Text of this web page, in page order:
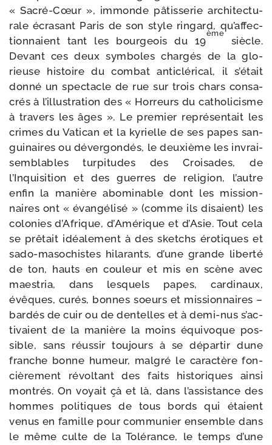
« Sacré-​Cœur », immonde pâtis­se­rie archi­tec­tu­
rale écra­sant Paris de son style rin­gard, qu’af­fec­
tion­naient tant les bour­geois du 19
ème
siècle.
Devant ces deux sym­boles char­gés de la glo­
rieuse his­toire du com­bat anti­clé­ri­cal, il s’é­tait
don­né un spec­tacle de rue sur trois chars consa­
crés à l’illus­tra­tion des « Horreurs du catho­li­cisme
à tra­vers les âges ». Le pre­mier repré­sen­tait les
crimes du Vatican et la kyrielle de ses papes san­
gui­naires ou déver­gon­dés, le deuxième les invrai­
sem­blables tur­pi­tudes des Croisades, de
l’Inquisition et des guerres de reli­gion, l’autre
enfin la manière abo­mi­nable dont les mis­sion­
naires ont « évan­gé­li­sé » (comme ils disaient) les
colo­nies d’Afrique, d’Amérique et d’Asie. Tout cela
se prê­tait idéa­le­ment à des sketchs éro­tiques et
sado-​masochistes hila­rants, d’une grande liber­té
de ton, hauts en cou­leur et mis en scène avec
maes­tria, dans les­quels papes, car­di­naux,
évêques, curés, bonnes soeurs et mis­sion­naires –
bar­dés de cuir ou de den­telles et à demi-​nus s’ac­
ti­vaient de la manière la moins équi­voque pos­
sible, sans réus­sir tou­jours à se dépar­tir dune
franche bonne humeur, mal­gré le carac­tère fon­
ciè­re­ment révol­tant des faits his­to­riques ain­si
mon­trés. On voyait çà et là, dans l’as­sis­tance des
hommes poli­tiques de tous bords qui étaient
venus en famille pour com­mu­nier ensemble dans
le même culte de la Tolérance, le temps d’une